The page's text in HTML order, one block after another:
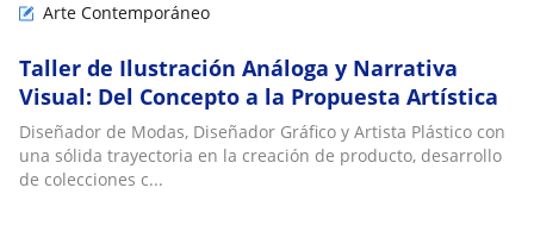
Arte Contemporáneo
Taller de Ilustración Análoga y Narrativa
Visual: Del Concepto a la Propuesta Artística
Diseñador de Modas, Diseñador Gráfico y Artista Plástico con
una sólida trayectoria en la creación de producto, desarrollo
de colecciones c...